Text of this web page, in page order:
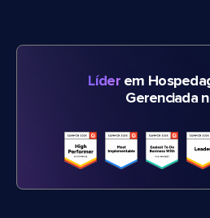
Líderem
Gerenciada